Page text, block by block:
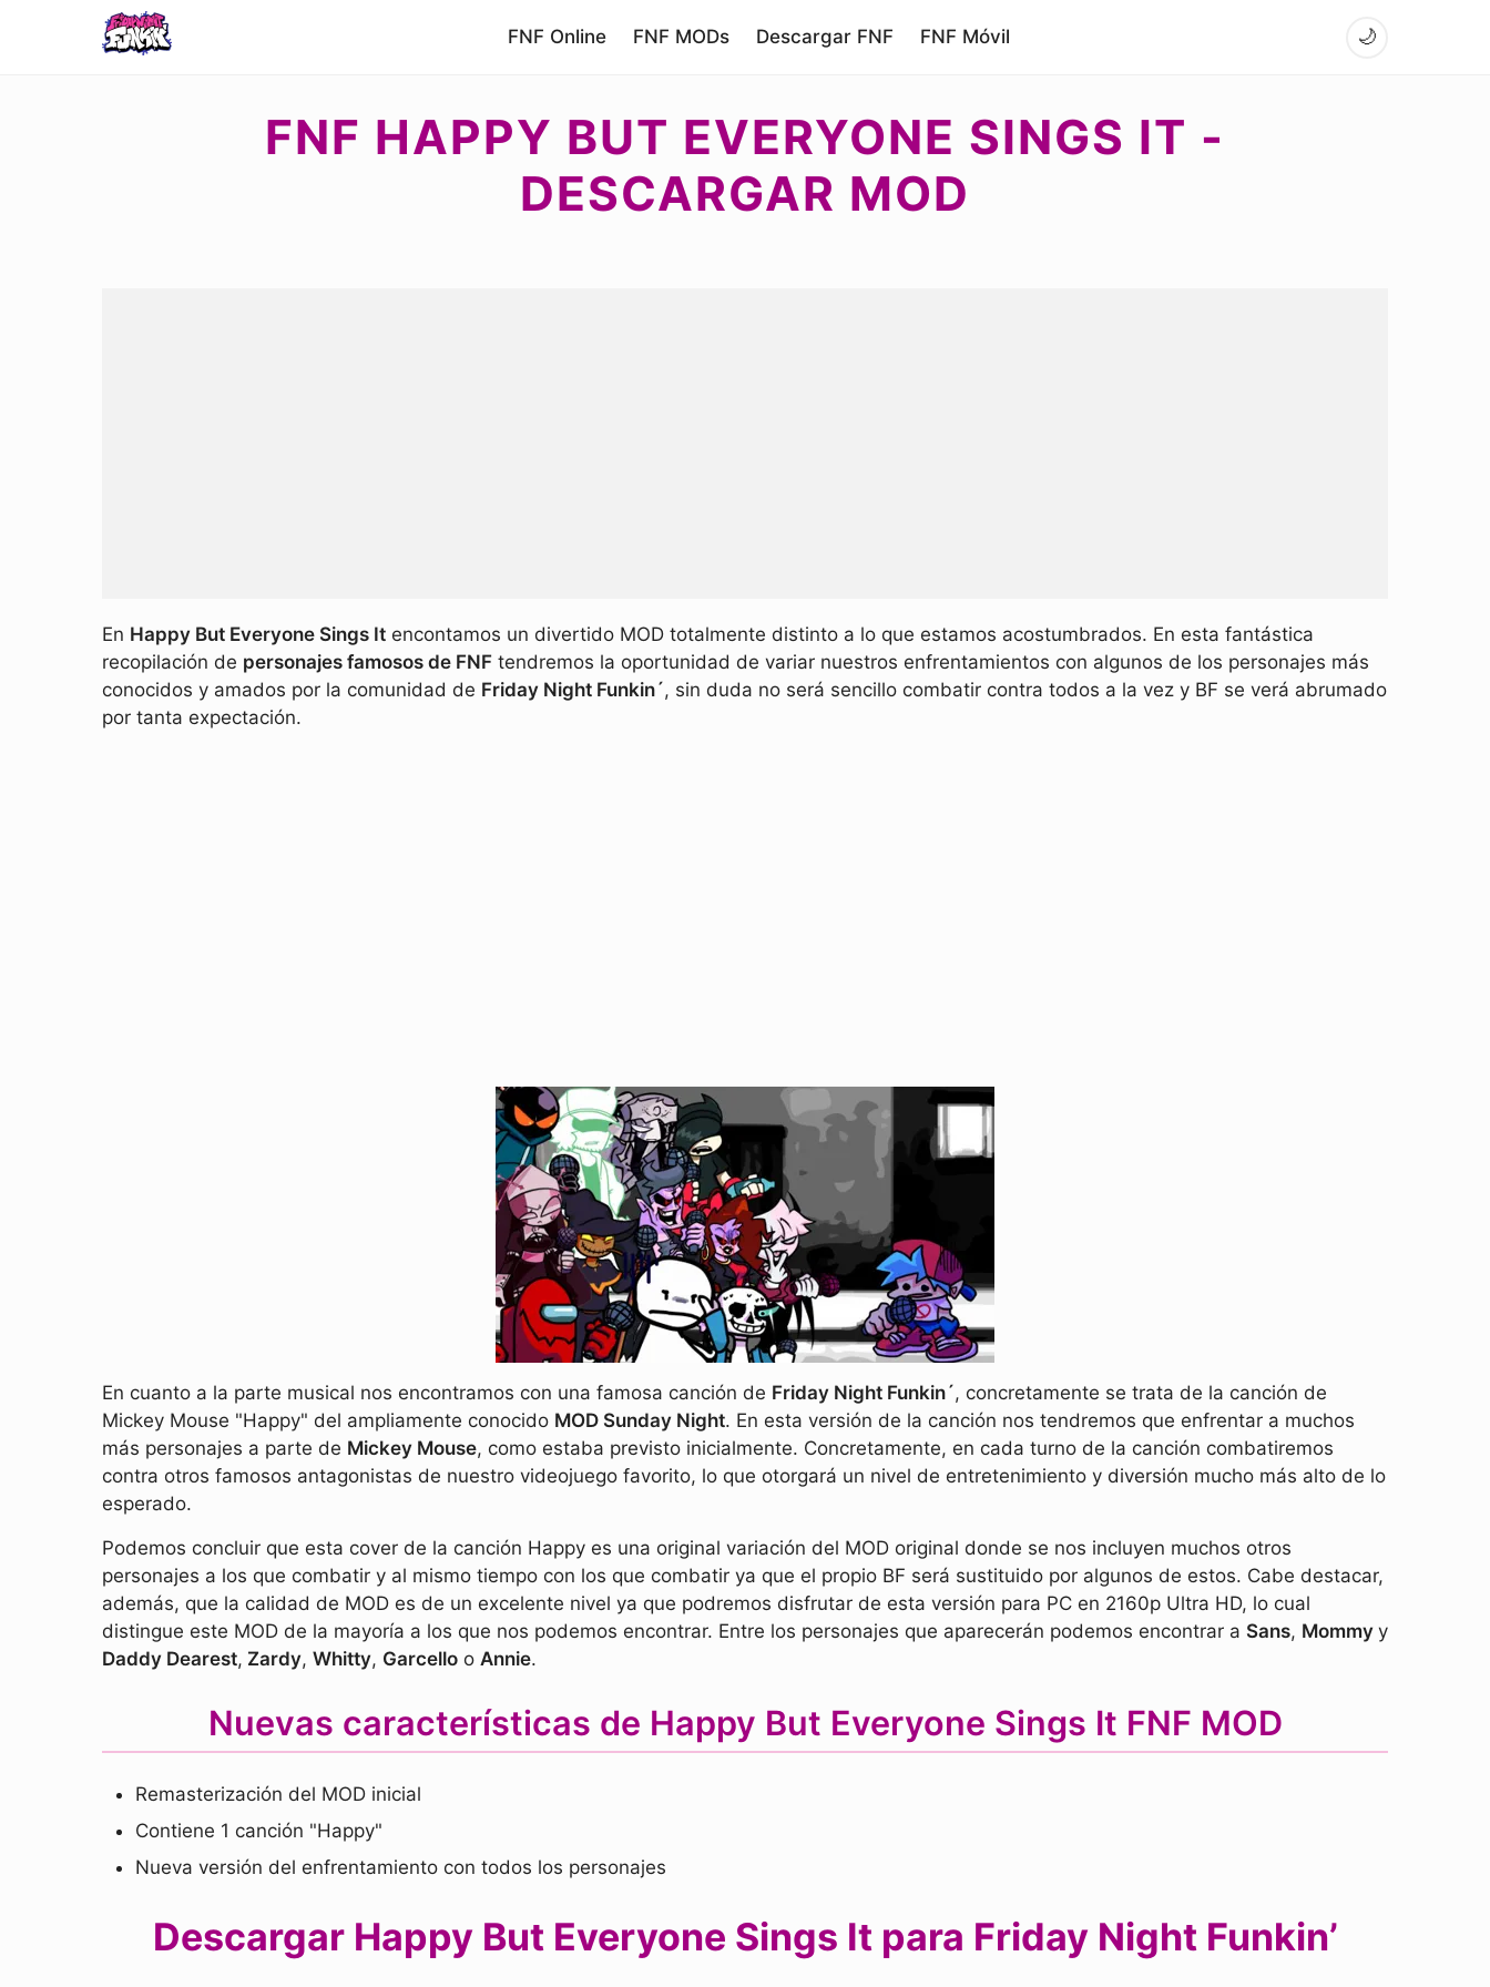
FNF Online FNF MODs Descargar FNF FNF Móvil 🌙
FNF HAPPY BUT EVERYONE SINGS IT -
DESCARGAR MOD
En Happy But Everyone Sings It encontamos un divertido MOD totalmente distinto a lo que estamos acostumbrados. En esta fantástica
recopilación de personajes famosos de FNF tendremos la oportunidad de variar nuestros enfrentamientos con algunos de los personajes más
conocidos y amados por la comunidad de Friday Night Funkin´, sin duda no será sencillo combatir contra todos a la vez y BF se verá abrumado
por tanta expectación.
En cuanto a la parte musical nos encontramos con una famosa canción de Friday Night Funkin´, concretamente se trata de la canción de
Mickey Mouse "Happy" del ampliamente conocido MOD Sunday Night. En esta versión de la canción nos tendremos que enfrentar a muchos
más personajes a parte de Mickey Mouse, como estaba previsto inicialmente. Concretamente, en cada turno de la canción combatiremos
contra otros famosos antagonistas de nuestro videojuego favorito, lo que otorgará un nivel de entretenimiento y diversión mucho más alto de lo
esperado.
Podemos concluir que esta cover de la canción Happy es una original variación del MOD original donde se nos incluyen muchos otros
personajes a los que combatir y al mismo tiempo con los que combatir ya que el propio BF será sustituido por algunos de estos. Cabe destacar,
además, que la calidad de MOD es de un excelente nivel ya que podremos disfrutar de esta versión para PC en 2160p Ultra HD, lo cual
distingue este MOD de la mayoría a los que nos podemos encontrar. Entre los personajes que aparecerán podemos encontrar a Sans, Mommy y
Daddy Dearest, Zardy, Whitty, Garcello o Annie.
Nuevas características de Happy But Everyone Sings It FNF MOD
Remasterización del MOD inicial
Contiene 1 canción "Happy"
Nueva versión del enfrentamiento con todos los personajes
Descargar Happy But Everyone Sings It para Friday Night Funkin’